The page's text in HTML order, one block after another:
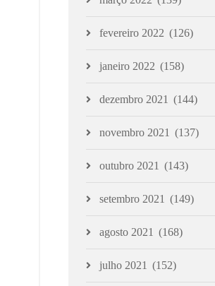
fevereiro 2022 (126)
janeiro 2022 (158)
dezembro 2021 (144)
novembro 2021 (137)
outubro 2021 (143)
setembro 2021 (149)
agosto 2021 (168)
julho 2021 (152)